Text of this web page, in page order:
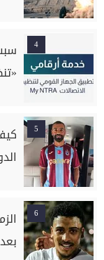
4
5
6